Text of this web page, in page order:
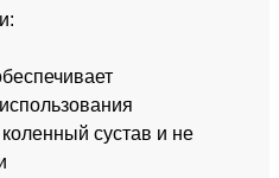
сустав и не